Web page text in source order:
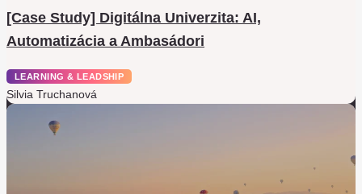
[Case Study] Digitálna Univerzita: AI,
Automatizácia a Ambasádori
LEARNING & LEADSHIP
Silvia Truchanová